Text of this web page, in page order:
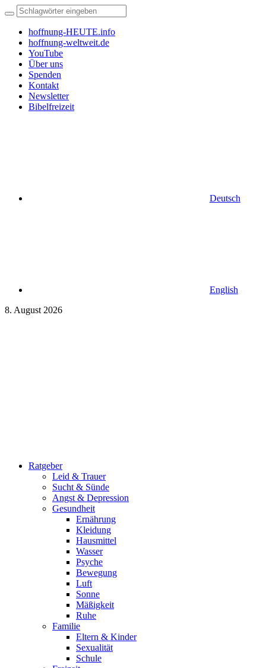
hoffnung-HEUTE.info
hoffnung-weltweit.de
YouTube
Über uns
Spenden
Kontakt
Newsletter
Bibelfreizeit
Deutsch
English
8. August 2026
Ratgeber
Leid & Trauer
Sucht & Sünde
Angst & Depression
Gesundheit
Ernährung
Kleidung
Hausmittel
Wasser
Psyche
Bewegung
Luft
Sonne
Mäßigkeit
Ruhe
Familie
Eltern & Kinder
Sexualität
Schule